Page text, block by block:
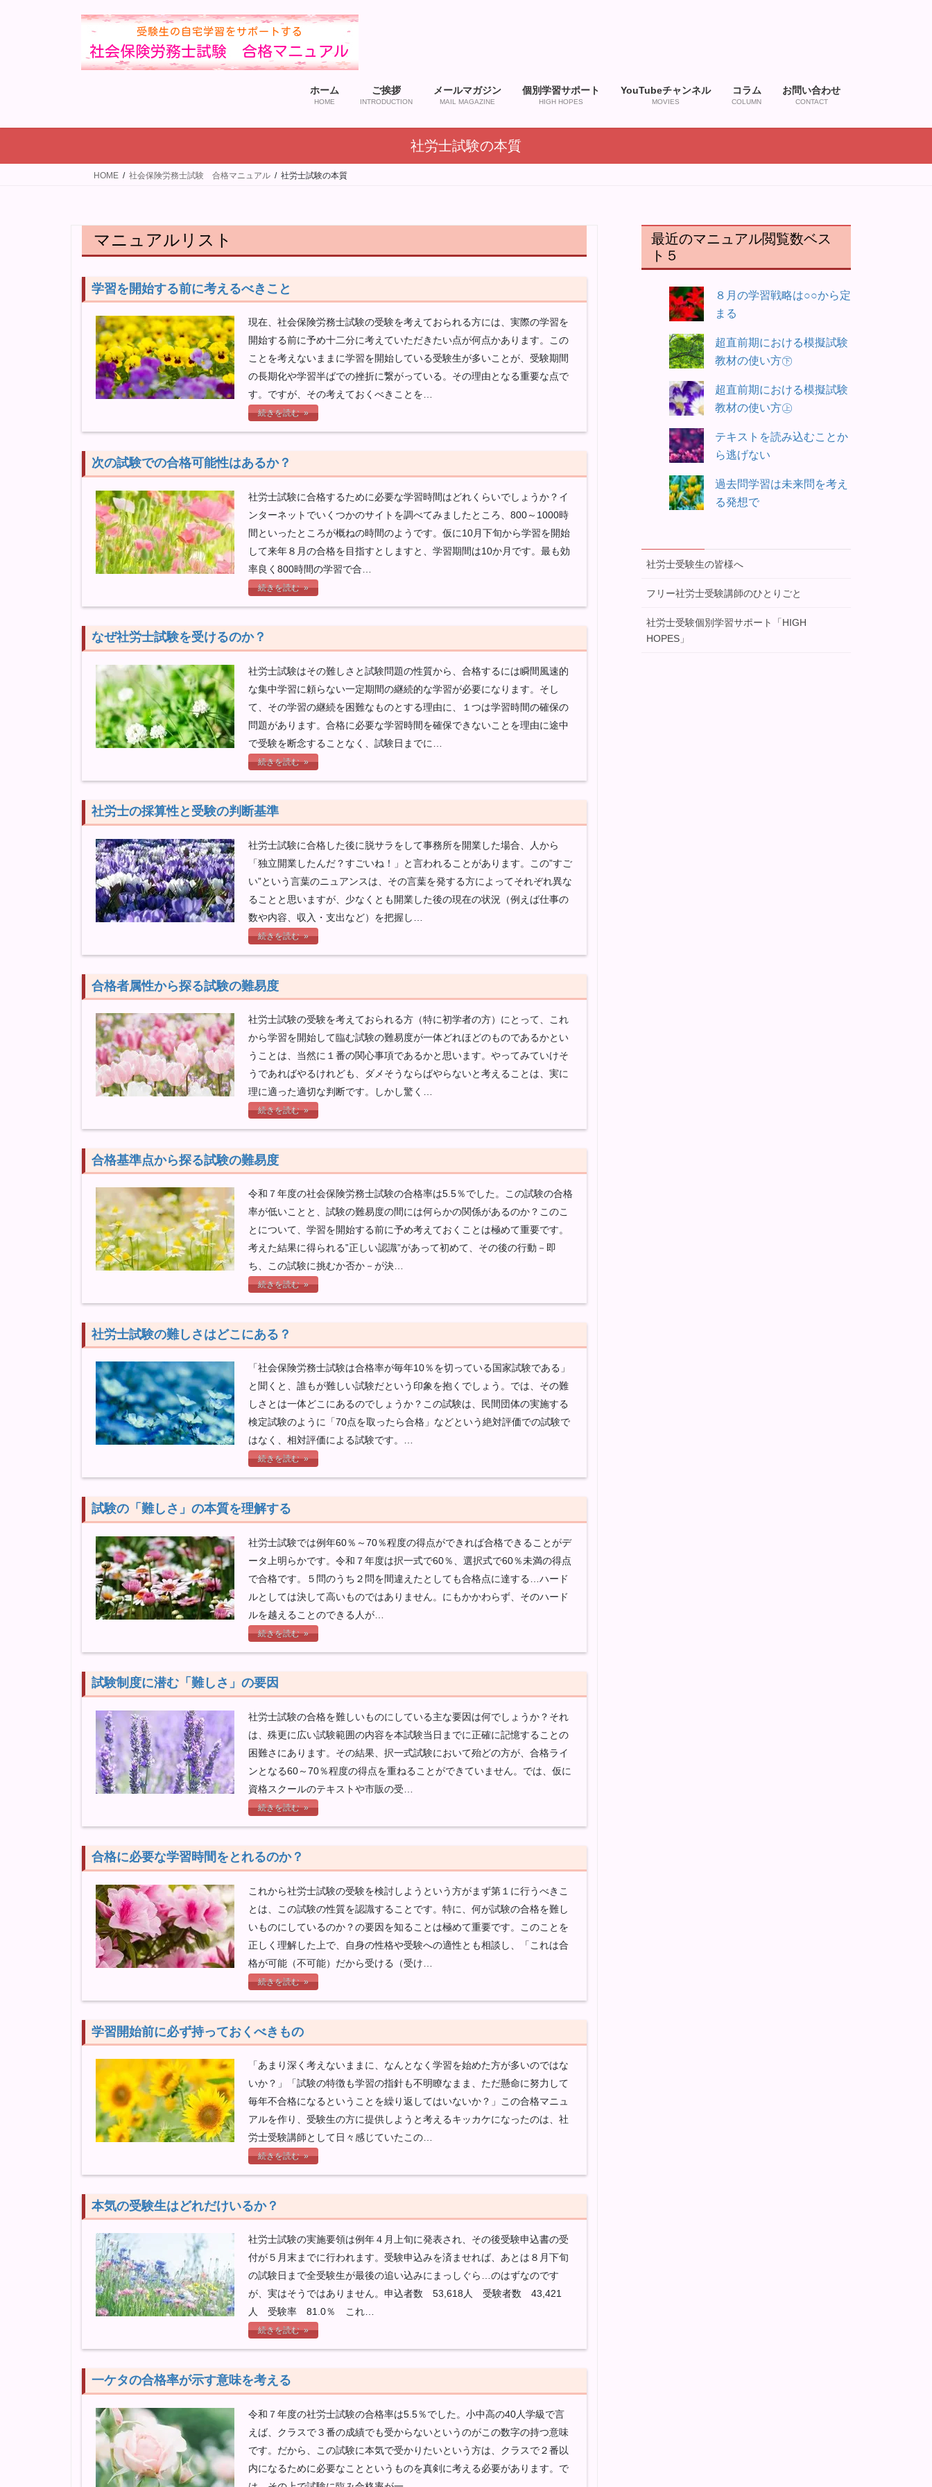
ホーム
HOME
ご挨拶
INTRODUCTION
メールマガジン
MAIL MAGAZINE
個別学習サポート
HIGH HOPES
YouTubeチャンネル
MOVIES
コラム
COLUMN
お問い合わせ
CONTACT
社労士試験の本質
HOME 社会保険労務士試験 合格マニュアル 社労士試験の本質
マニュアルリスト
学習を開始する前に考えるべきこと
現在、社会保険労務士試験の受験を考えておられる方には、実際の学習を
開始する前に予め十二分に考えていただきたい点が何点かあります。この
ことを考えないままに学習を開始している受験生が多いことが、受験期間
の長期化や学習半ばでの挫折に繋がっている。その理由となる重要な点で
す。ですが、その考えておくべきことを…
続きを読む »
次の試験での合格可能性はあるか？
社労士試験に合格するために必要な学習時間はどれくらいでしょうか？イ
ンターネットでいくつかのサイトを調べてみましたところ、800～1000時
間といったところが概ねの時間のようです。仮に10月下旬から学習を開始
して来年８月の合格を目指すとしますと、学習期間は10か月です。最も効
率良く800時間の学習で合…
続きを読む »
なぜ社労士試験を受けるのか？
社労士試験はその難しさと試験問題の性質から、合格するには瞬間風速的
な集中学習に頼らない一定期間の継続的な学習が必要になります。そし
て、その学習の継続を困難なものとする理由に、１つは学習時間の確保の
問題があります。合格に必要な学習時間を確保できないことを理由に途中
で受験を断念することなく、試験日までに…
続きを読む »
社労士の採算性と受験の判断基準
社労士試験に合格した後に脱サラをして事務所を開業した場合、人から
「独立開業したんだ？すごいね！」と言われることがあります。この”すご
い”という言葉のニュアンスは、その言葉を発する方によってそれぞれ異な
ることと思いますが、少なくとも開業した後の現在の状況（例えば仕事の
数や内容、収入・支出など）を把握し…
続きを読む »
合格者属性から探る試験の難易度
社労士試験の受験を考えておられる方（特に初学者の方）にとって、これ
から学習を開始して臨む試験の難易度が一体どれほどのものであるかとい
うことは、当然に１番の関心事項であるかと思います。やってみていけそ
うであればやるけれども、ダメそうならばやらないと考えることは、実に
理に適った適切な判断です。しかし驚く…
続きを読む »
合格基準点から探る試験の難易度
令和７年度の社会保険労務士試験の合格率は5.5％でした。この試験の合格
率が低いことと、試験の難易度の間には何らかの関係があるのか？このこ
とについて、学習を開始する前に予め考えておくことは極めて重要です。
考えた結果に得られる‟正しい認識”があって初めて、その後の行動－即
ち、この試験に挑むか否か－が決…
続きを読む »
社労士試験の難しさはどこにある？
「社会保険労務士試験は合格率が毎年10％を切っている国家試験である」
と聞くと、誰もが難しい試験だという印象を抱くでしょう。では、その難
しさとは一体どこにあるのでしょうか？この試験は、民間団体の実施する
検定試験のように「70点を取ったら合格」などという絶対評価での試験で
はなく、相対評価による試験です。…
続きを読む »
試験の「難しさ」の本質を理解する
社労士試験では例年60％～70％程度の得点ができれば合格できることがデ
ータ上明らかです。令和７年度は択一式で60％、選択式で60％未満の得点
で合格です。５問のうち２問を間違えたとしても合格点に達する…ハード
ルとしては決して高いものではありません。にもかかわらず、そのハード
ルを越えることのできる人が…
続きを読む »
試験制度に潜む「難しさ」の要因
社労士試験の合格を難しいものにしている主な要因は何でしょうか？それ
は、殊更に広い試験範囲の内容を本試験当日までに正確に記憶することの
困難さにあります。その結果、択一式試験において殆どの方が、合格ライ
ンとなる60～70％程度の得点を重ねることができていません。では、仮に
資格スクールのテキストや市販の受…
続きを読む »
合格に必要な学習時間をとれるのか？
これから社労士試験の受験を検討しようという方がまず第１に行うべきこ
とは、この試験の性質を認識することです。特に、何が試験の合格を難し
いものにしているのか？の要因を知ることは極めて重要です。このことを
正しく理解した上で、自身の性格や受験への適性とも相談し、「これは合
格が可能（不可能）だから受ける（受け…
続きを読む »
学習開始前に必ず持っておくべきもの
「あまり深く考えないままに、なんとなく学習を始めた方が多いのではな
いか？」「試験の特徴も学習の指針も不明瞭なまま、ただ懸命に努力して
毎年不合格になるということを繰り返してはいないか？」この合格マニュ
アルを作り、受験生の方に提供しようと考えるキッカケになったのは、社
労士受験講師として日々感じていたこの…
続きを読む »
本気の受験生はどれだけいるか？
社労士試験の実施要領は例年４月上旬に発表され、その後受験申込書の受
付が５月末までに行われます。受験申込みを済ませれば、あとは８月下旬
の試験日まで全受験生が最後の追い込みにまっしぐら…のはずなのです
が、実はそうではありません。申込者数 53,618人 受験者数 43,421
人 受験率 81.0％ これ…
続きを読む »
一ケタの合格率が示す意味を考える
令和７年度の社労士試験の合格率は5.5％でした。小中高の40人学級で言
えば、クラスで３番の成績でも受からないというのがこの数字の持つ意味
です。だから、この試験に本気で受かりたいという方は、クラスで２番以
内になるために必要なことというものを真剣に考える必要があります。で
最近のマニュアル閲覧数ベス
ト５
８月の学習戦略は○○から定
まる
超直前期における模擬試験
教材の使い方㊦
超直前期における模擬試験
教材の使い方㊤
テキストを読み込むことか
ら逃げない
過去問学習は未来問を考え
る発想で
社労士受験生の皆様へ
フリー社労士受験講師のひとりごと
社労士受験個別学習サポート「HIGH
HOPES」